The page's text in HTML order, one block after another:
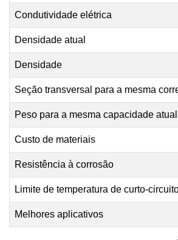
Condutividade elétrica
Densidade atual
Densidade
Seção transversal para a mesma
Peso para a mesma capacidade atual
Custo de materiais
Resistência à corrosão
Limite de temperatura de curto-
Melhores aplicativos